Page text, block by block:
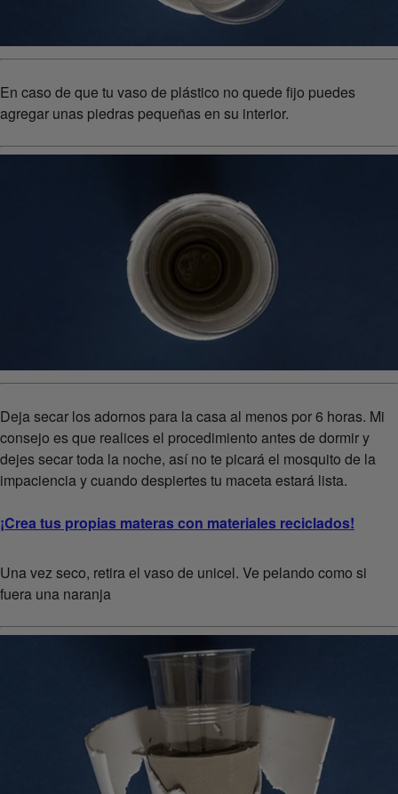
En caso de que tu vaso de plástico no quede fijo puedes
agregar unas piedras pequeñas en su interior.
Deja secar los adornos para la casa al menos por 6 horas. Mi
consejo es que realices el procedimiento antes de dormir y
dejes secar toda la noche, así no te picará el mosquito de la
impaciencia y cuando despiertes tu maceta estará lista.
¡Crea tus propias materas con materiales reciclados!
Una vez seco, retira el vaso de unicel. Ve pelando como si
fuera una naranja